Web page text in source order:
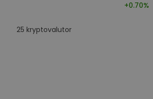
+0.70%
25 kryptovalutor